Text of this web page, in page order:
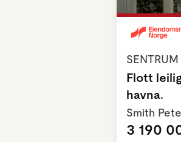
SENTRUM
Flott
havna.
Smith
3 190